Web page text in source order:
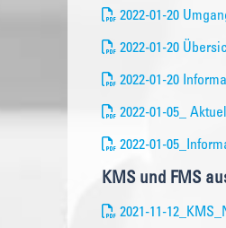
2022-01-20
2022-01-20
2022-01-20
2022-01-05_
2022-01-
KMS und FMS
2021-11-